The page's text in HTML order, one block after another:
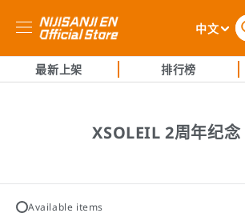
语
中文
最新上架
排行榜
收
XSOLEIL 2周年纪念
Available items